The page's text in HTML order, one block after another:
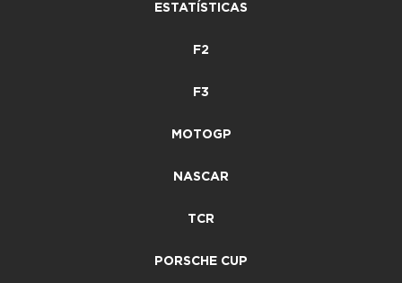
ESTATÍSTICAS
F2
F3
MOTOGP
NASCAR
TCR
PORSCHE CUP